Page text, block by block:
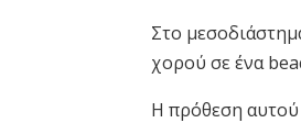
Στο
χορού σε ένα
Η πρόθεση αυτού